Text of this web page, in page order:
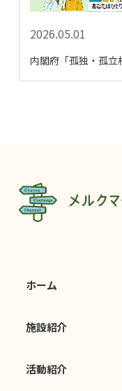
2026.05.01
内閣府「孤独・孤
ホーム
施設紹介
活動紹介